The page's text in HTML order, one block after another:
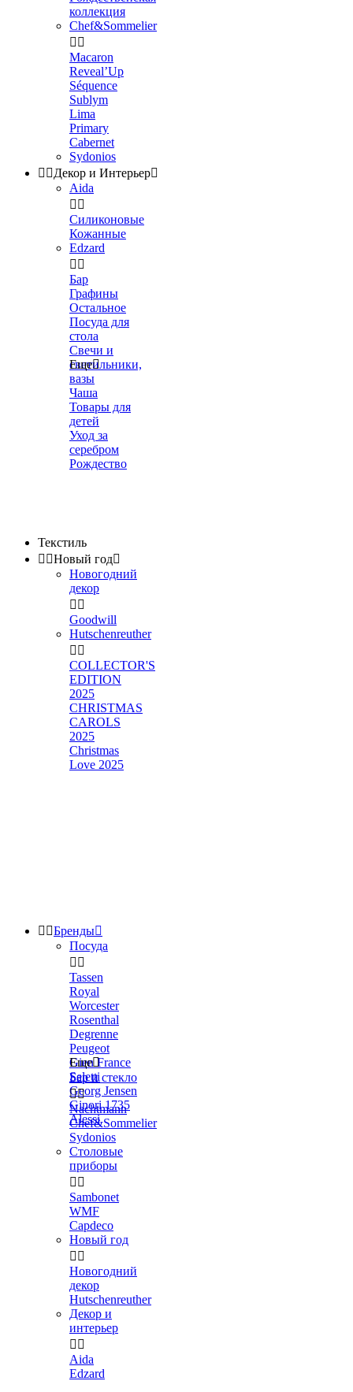
коллекция
Chef&Sommelier
 
Macaron
Reveal’Up
Séquence
Sublym
Lima
Primary
Cabernet
Sydonios
 Декор и Интерьер
Aida
 
Силиконовые
Кожанные
Edzard
 
Бар
Графины
Остальное
Посуда для
стола
Свечи и
светильники,
вазы
Чаша
Товары для
детей
Уход за
серебром
Рождество
Еще
Текстиль
 Новый год
Новогодний
декор
 
Goodwill
Hutschenreuther
 
COLLECTOR'S
EDITION
2025
CHRISTMAS
CAROLS
2025
Christmas
Love 2025
 Бренды
Посуда
 
Tassen
Royal
Worcester
Rosenthal
Degrenne
Peugeot
Gien France
Seletti
Georg Jensen
Ginori 1735
Alessi
Еще
Бар и стекло

Nachtmann
Chef&Sommelier
Sydonios
Столовые
приборы
 
Sambonet
WMF
Capdeco
Новый год
 
Новогодний
декор
Hutschenreuther
Декор и
интерьер
 
Aida
Edzard